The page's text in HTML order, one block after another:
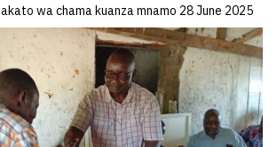
wa chama kuanza mnamo 28 June 2025